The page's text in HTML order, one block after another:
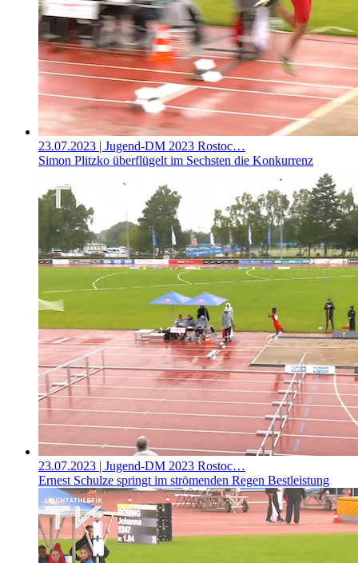
23.07.2023 | Jugend-DM 2023 Rostoc…
Simon Plitzko überflügelt im Sechsten die Konkurrenz
23.07.2023 | Jugend-DM 2023 Rostoc…
Ernest Schulze springt im strömenden Regen Bestleistung